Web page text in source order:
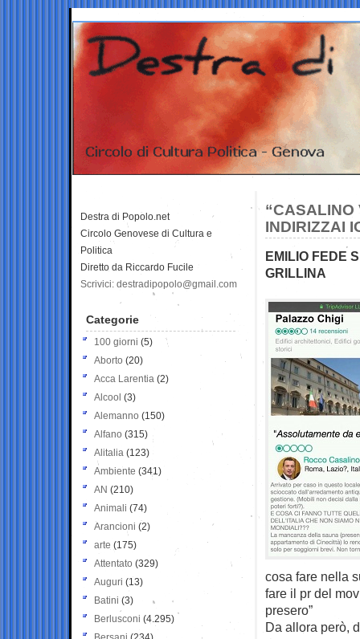
“CASALINO
INDIRIZZAI
EMILIO FEDE
GRILLINA
cosa fare nella
fare il pr del
presero”
Da allora però,
Destra di Popolo.net
Circolo Genovese di Cultura e
Politica
Diretto da Riccardo Fucile
Scrivici: destradipopolo@gmail.com
Categorie
100 giorni (5)
Aborto (20)
Acca Larentia (2)
Alcool (3)
Alemanno (150)
Alfano (315)
Alitalia (123)
Ambiente (341)
AN (210)
Animali (74)
Arancioni (2)
arte (175)
Attentato (329)
Auguri (13)
Batini (3)
Berlusconi (4.295)